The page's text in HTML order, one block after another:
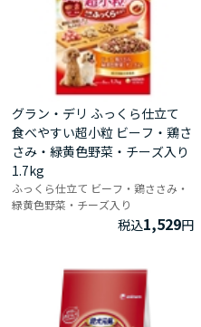
グラン・デリ ふっくら仕立て
食べやすい超小粒 ビーフ・鶏さ
さみ・緑黄色野菜・チーズ入り
1.7kg
ふっくら仕立て ビーフ・鶏ささみ・
緑黄色野菜・チーズ入り
税込1,529円